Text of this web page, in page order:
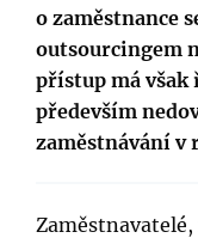
o zaměstnance
outsourcingem
přístup má však
především
zaměstnávání v